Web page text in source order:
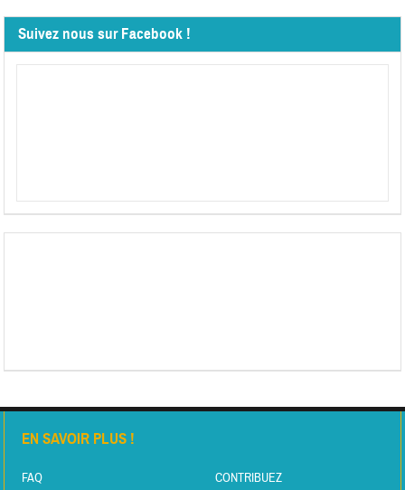
Suivez nous sur Facebook !
EN SAVOIR PLUS !
FAQ CONTRIBUEZ